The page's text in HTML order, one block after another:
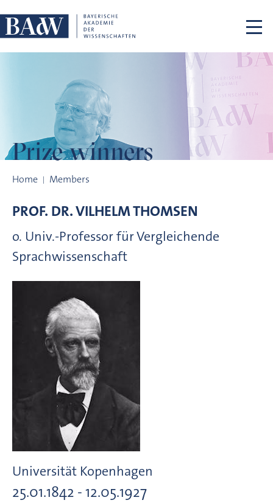
Prize winners
Home Members
PROF. DR.VILHELMTHOMSEN
o. Univ.-Professor für Vergleichende
Sprachwissenschaft
Universität Kopenhagen
25.01.1842 - 12.05.1927